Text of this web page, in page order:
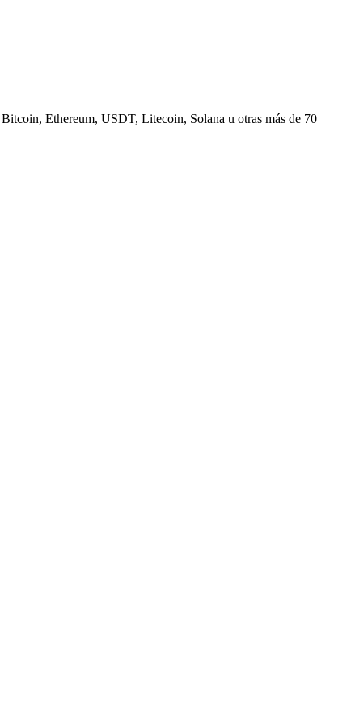
Ethereum, USDT, Litecoin, Solana u otras más de 70